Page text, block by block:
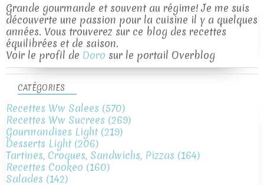
Grande gourmande et souvent au régime! Je me suis
découverte une passion pour la cuisine il y a quelques
années. Vous trouverez sur ce blog des recettes
équilibrées et de saison.
Voir le profil de Doro sur le portail Overblog
CATÉGORIES
Recettes Ww Salees (570)
Recettes Ww Sucrees (269)
Gourmandises Light(219)
Desserts Light(206)
Tartines, Croques, Sandwichs, Pizzas (164)
Recettes Cookeo (160)
Salades (142)